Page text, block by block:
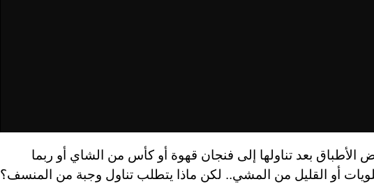
الأطباق بعد تناولها إلى فنجان قهوة أو كأس من الشاي أو ربما
أو القليل من المشي.. لكن ماذا يتطلب تناول وجبة من المنسف؟